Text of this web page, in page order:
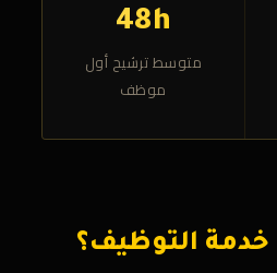
48h
متوسط ترشيح أول
موظف
خدمة التوظيف؟